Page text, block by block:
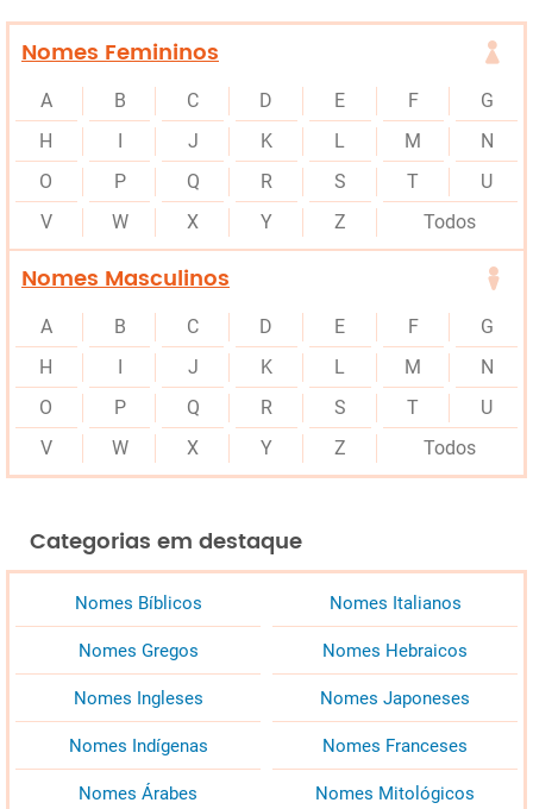
Nomes Femininos
A B C D E F
G
H
J K L M
N
O
P Q R S T
U
V
W X Y Z Todos
Nomes Masculinos
A B C D E F
G
H
J K L M
N
O
P Q R S T
U
V
W X Y Z Todos
Categorias em destaque
Nomes Bíblicos Nomes Italianos
Nomes Gregos Nomes Hebraicos
Nomes Ingleses Nomes Japoneses
Nomes Indígenas Nomes Franceses
Nomes Árabes Nomes Mitológicos